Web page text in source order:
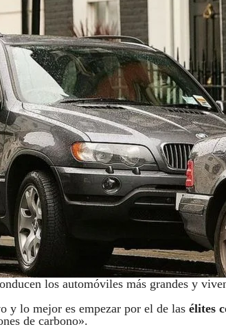
los automóviles más grandes y
y lo mejor es empezar por el de las élites
de carbono».